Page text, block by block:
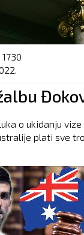
1730
o ukidanju vize
plati sve